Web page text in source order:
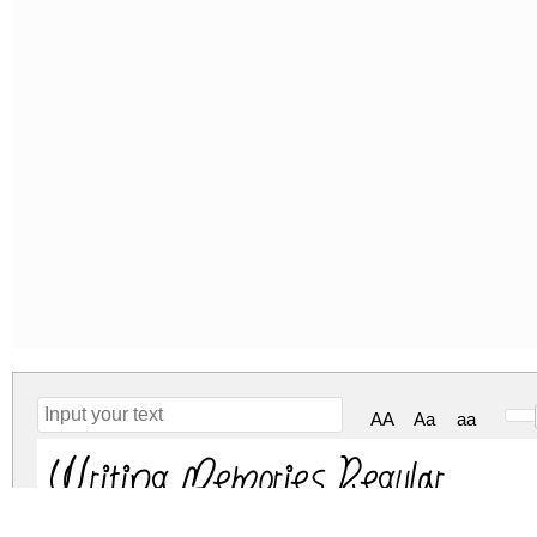
AA Aa aa
Writing Memories Regular